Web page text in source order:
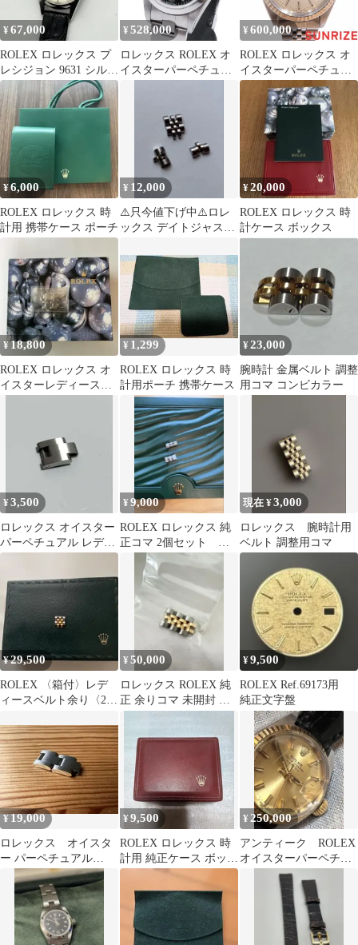
アンティーク腕時計
¥67,000
ROLEX ロレックス プ
レシジョン 9631 シルバ
ー 手巻き レディース
腕時計 訳あり
¥ 528,000
ロレックス ROLEX オ
イスターパーペチュア
ターブレス Y番 腕時計
レディース 自動巻 極美
品 101883856
¥ 600,000
ROLEX ロレックス オ
イスターパーペチュア
ルデイト 6917 66番 レ
ディース【W435】
¥6,000
ROLEX ロレックス 時
計用 携帯ケース ポーチ
¥ 12,000
⚠️只今値下げ中⚠️ロレ
ックス デイトジャスト
¥20,000
ROLEX ロレックス 時
計ケース ボックス
¥ 18,800
ROLEX ロレックス オ
イスターレディースコ
¥ 1,299
ROLEX ロレックス 時
計用ポーチ 携帯ケース
¥23,000
腕時計 金属ベルト 調整
用コマ コンビカラー
¥3,500
ロレックス オイスター
パーペチュアル レディ
¥9,000
ROLEX ロレックス 純
正コマ 2個セット デ
イトジャスト
現在 ¥3,000
ロレックス 腕時計用
ベルト 調整用コマ
¥29,500
ROLEX 〈箱付〉レデ
ィースベルト余り〈2コ
ージ
¥50,000
ロレックス ROLEX 純
正 余りコマ 未開封 未
¥9,500
ROLEX Ref.69173用
純正文字盤
¥19,000
ロレックス オイスタ
ー パーペチュアル
Ref.176200コマ2個（正
規品)
¥9,500
ROLEX ロレックス 時
計用 純正ケース ボック
ス
¥ 250,000
アンティーク ROLEX
オイスターパーペチュ
アル デイト 査定
済 革交換済